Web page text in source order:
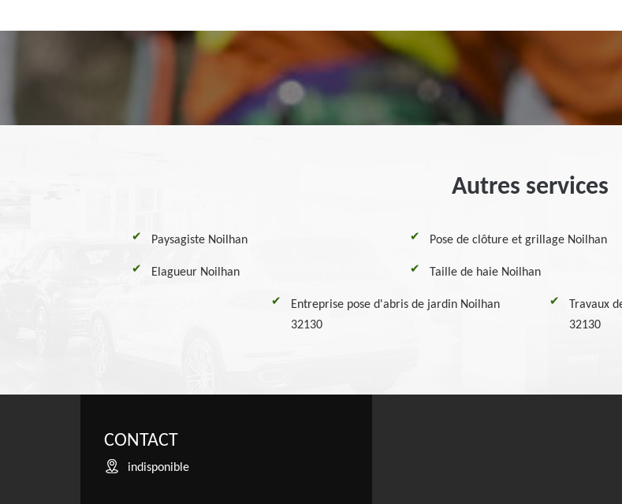
Autres services
Paysagiste Noilhan Pose de clôture et grillage Noilhan
Elagueur Noilhan Taille de haie Noilhan
Entreprise pose d'abris de jardin Noilhan
32130
Travaux
32130
CONTACT
indisponible